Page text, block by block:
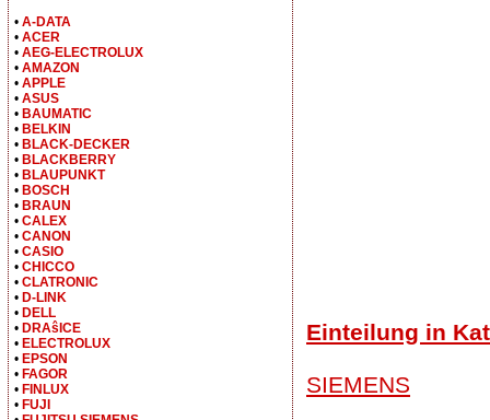
Einteilung in
SIEMENS
• A-DATA
• ACER
• AEG-ELECTROLUX
• AMAZON
• APPLE
• ASUS
• BAUMATIC
• BELKIN
• BLACK-DECKER
• BLACKBERRY
• BLAUPUNKT
• BOSCH
• BRAUN
• CALEX
• CANON
• CASIO
• CHICCO
• CLATRONIC
• D-LINK
• DELL
• DRAŝICE
• ELECTROLUX
• EPSON
• FAGOR
• FINLUX
• FUJI